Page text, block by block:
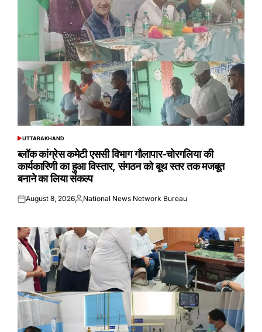
POSTED
UTTARAKHAND
ब्लॉक कांग्रेस कमेटी एससी विभाग गौलापार-चोरगलिया की
कार्यकारिणी का हुआ विस्तार, संगठन को बूथ स्तर तक मजबूत
बनाने का लिया संकल्प
Posted
August 8, 2026Posted
National News Network Bureau